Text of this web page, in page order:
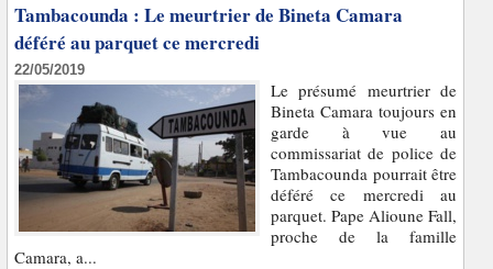
Tambacounda : Le meurtrier de Bineta Camara
déféré au parquet ce mercredi
22/05/2019
Le présumé meurtrier de
Bineta Camara toujours en
garde à vue au
commissariat de police de
Tambacounda pourrait être
déféré ce mercredi au
parquet. Pape Alioune Fall,
proche de la famille
Camara, a...